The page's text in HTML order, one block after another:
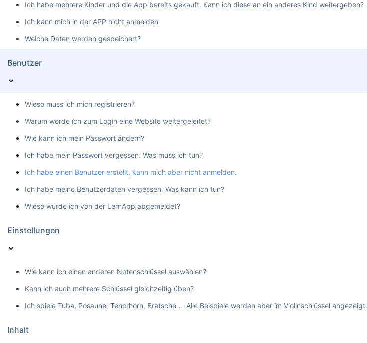
Ich habe mehrere Kinder und die App bereits gekauft. Kann ich diese an ein anderes Kind weitergeben?
Ich kann mich in der APP nicht anmelden
Welche Daten werden gespeichert?
Benutzer
Wieso muss ich mich registrieren?
Warum werde ich zum Login eine Website weitergeleitet?
Wie kann ich mein Passwort ändern?
Ich habe mein Passwort vergessen. Was muss ich tun?
Ich habe einen Benutzer erstellt, kann mich aber nicht anmelden.
Ich habe meine Benutzerdaten vergessen. Was kann ich tun?
Wieso wurde ich von der LernApp abgemeldet?
Einstellungen
Wie kann ich einen anderen Notenschlüssel auswählen?
Kann ich auch mehrere Schlüssel gleichzeitig üben?
Ich spiele Tuba, Posaune, Tenorhorn, Bratsche … Alle Beispiele werden aber im Violinschlüssel angezeigt.
Inhalt